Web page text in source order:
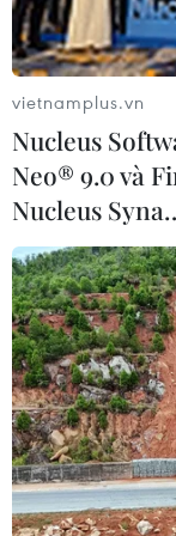
CƠ QUAN CHỦ QUẢN:
Tổng Biên tập:
Phó Tổng Biên
THỦY
Sở hữu trí tuệ
RSS
Ngôn ngữ
Dịch vụ tin
vietnamplus.vn
Nucleus
Neo® 9.0 và
Nucleus